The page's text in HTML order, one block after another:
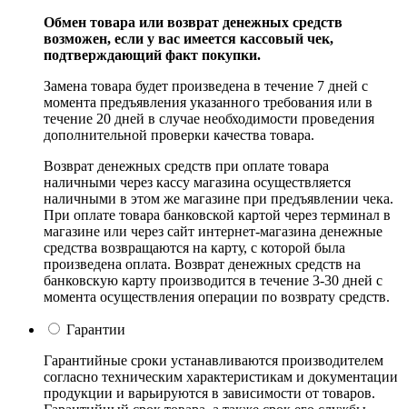
Обмен товара или возврат денежных средств
возможен, если у вас имеется кассовый чек,
подтверждающий факт покупки.
Замена товара будет произведена в течение 7 дней с
момента предъявления указанного требования или в
течение 20 дней в случае необходимости проведения
дополнительной проверки качества товара.
Возврат денежных средств при оплате товара
наличными через кассу магазина осуществляется
наличными в этом же магазине при предъявлении чека.
При оплате товара банковской картой через терминал в
магазине или через сайт интернет-магазина денежные
средства возвращаются на карту, с которой была
произведена оплата. Возврат денежных средств на
банковскую карту производится в течение 3-30 дней с
момента осуществления операции по возврату средств.
Гарантии
Гарантийные сроки устанавливаются производителем
согласно техническим характеристикам и документации
продукции и варьируются в зависимости от товаров.